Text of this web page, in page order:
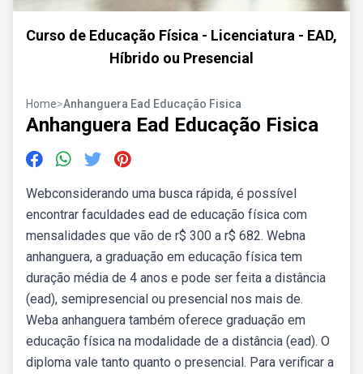
Curso de Educação Física - Licenciatura - EAD,
Híbrido ou Presencial
Home>Anhanguera Ead Educação Fisica
Anhanguera Ead Educação Fisica
Webconsiderando uma busca rápida, é possível
encontrar faculdades ead de educação física com
mensalidades que vão de r$ 300 a r$ 682. Webna
anhanguera, a graduação em educação física tem
duração média de 4 anos e pode ser feita a distância
(ead), semipresencial ou presencial nos mais de.
Weba anhanguera também oferece graduação em
educação física na modalidade de a distância (ead). O
diploma vale tanto quanto o presencial. Para verificar a